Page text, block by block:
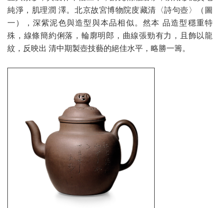
純淨，肌理潤 澤。北京故宮博物院庋藏清〈詩句壺〉（圖
一），深紫泥色與造型與本品相似。然本 品造型穩重特
殊，線條簡約俐落，輪廓明郎，曲線張勁有力，且飾以龍
紋，反映出 清中期製壺技藝的絕佳水平，略勝一籌。